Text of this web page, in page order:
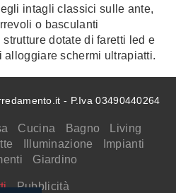
intagli classici sulle ante,
o basculanti
dotate di faretti led e
schermi ultrapiatti.
- P.Iva 03490440264
Cucina Bagno
Living
Illuminazione
Impianti
Giardino
Pubblicità